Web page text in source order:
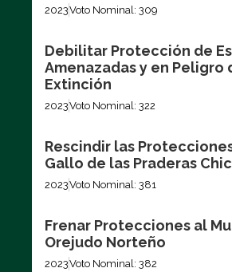
2023Voto Nominal: 309
Debilitar Protección de
Amenazadas y en Peligro
Extinción
2023Voto Nominal: 322
Rescindir las
Gallo de las Praderas
2023Voto Nominal: 381
Frenar Protecciones al
Orejudo Norteño
2023Voto Nominal: 382